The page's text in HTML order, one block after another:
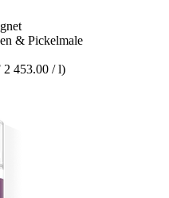
& Pickelmale
2 453.00 / l)